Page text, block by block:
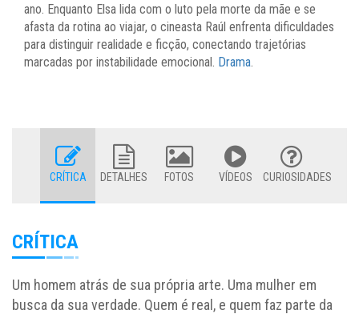
ano. Enquanto Elsa lida com o luto pela morte da mãe e se
afasta da rotina ao viajar, o cineasta Raúl enfrenta dificuldades
para distinguir realidade e ficção, conectando trajetórias
marcadas por instabilidade emocional. Drama
CRÍTICA DETALHES FOTOS VÍDEOS CURIOSIDADES
CRÍTICA
Um homem atrás de sua própria arte. Uma mulher em
busca da sua verdade. Quem é real, e quem faz parte da